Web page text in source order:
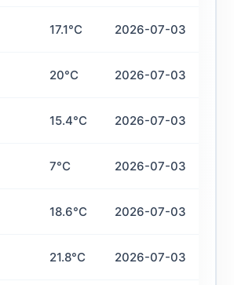
17.1°C 2026-07-03
20°C 2026-07-03
15.4°C 2026-07-03
7°C 2026-07-03
18.6°C 2026-07-03
21.8°C 2026-07-03